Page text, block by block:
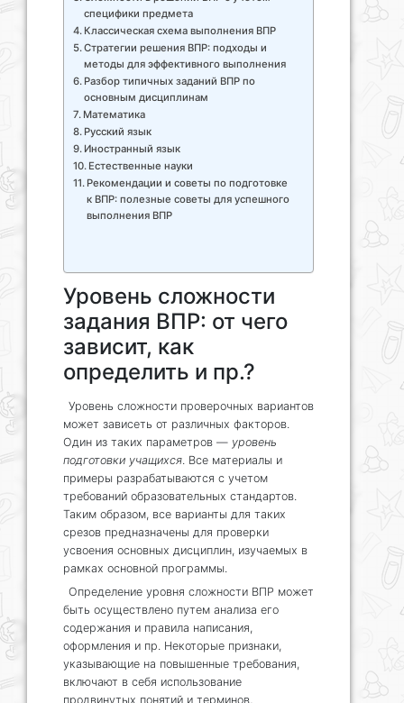
специфики предмета
Классическая схема выполнения ВПР
Стратегии решения ВПР: подходы и
методы для эффективного выполнения
Разбор типичных заданий ВПР по
основным дисциплинам
Математика
Русский язык
Иностранный язык
Естественные науки
Рекомендации и советы по подготовке
к ВПР: полезные советы для успешного
выполнения ВПР
Уровень сложности
задания ВПР: от чего
зависит, как
определить и пр.?
Уровень сложности проверочных вариантов
может зависеть от различных факторов.
Один из таких параметров — уровень
подготовки учащихся . Все материалы и
примеры разрабатываются с учетом
требований образовательных стандартов.
Таким образом, все варианты для таких
срезов предназначены для проверки
усвоения основных дисциплин, изучаемых в
рамках основной программы.
Определение уровня сложности ВПР может
быть осуществлено путем анализа его
содержания и правила написания,
оформления и пр. Некоторые признаки,
указывающие на повышенные требования,
включают в себя использование
продвинутых понятий и терминов,